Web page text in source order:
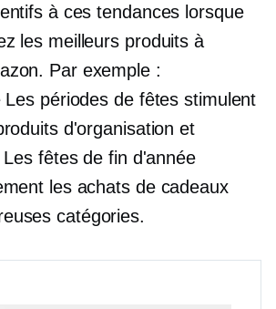
à ces tendances lorsque
les meilleurs produits à
Par exemple :
Les périodes de fêtes stimulent
d'organisation et
fêtes de fin d'année
les achats de cadeaux
catégories.